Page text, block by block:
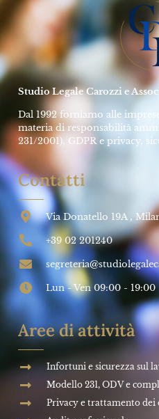
Studio Legale Carozzi e
Dal 1992 forniamo alle
materia di responsabilità
231/2001), GDPR e privacy,
Contatti
Via Donatello 19A ,
+39 02 201240
Lun - Ven 09:00 - 19:00
Aree di attività
Infortuni e sicurezza sul
Modello 231, ODV e
Privacy e trattamento dei